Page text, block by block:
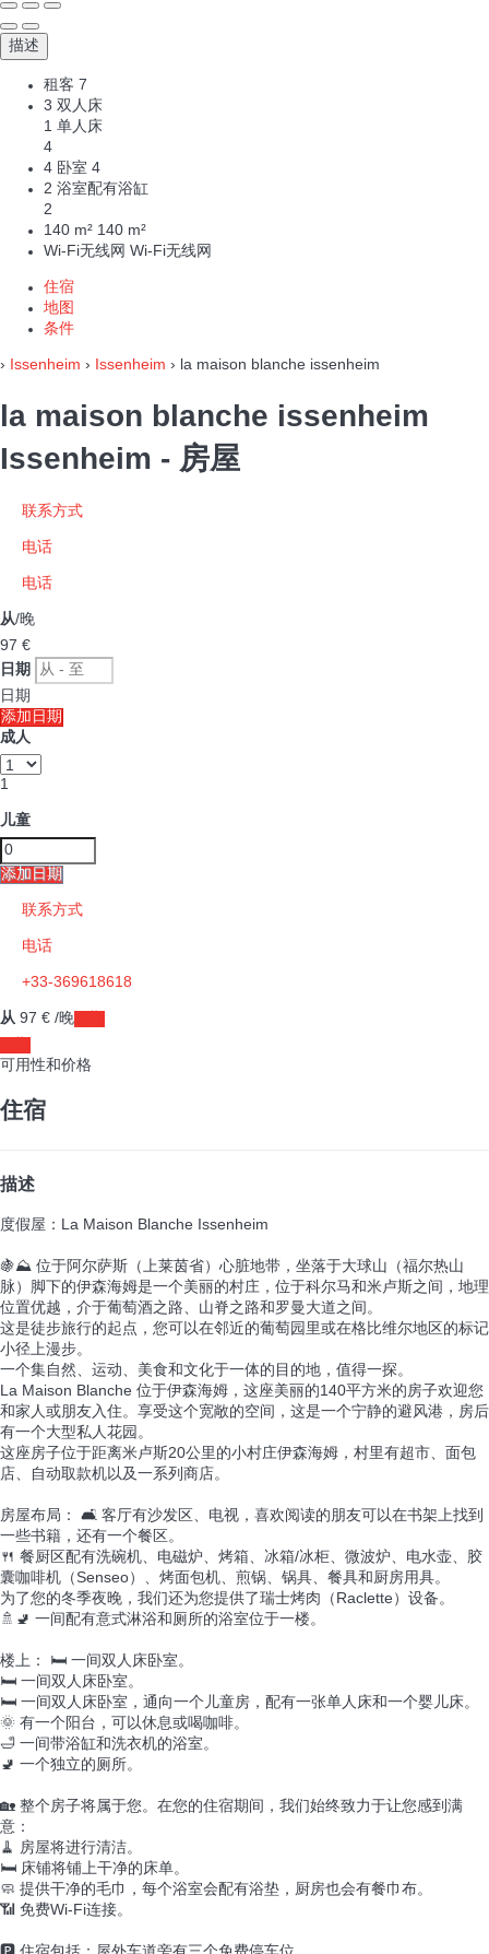
描述
租客 7
3 双人床
1 单人床
4
4 卧室 4
2 浴室配有浴缸
2
140 m² 140 m²
Wi-Fi无线网 Wi-Fi无线网
住宿
地图
条件
› Issenheim › Issenheim › la maison blanche issenheim
la maison blanche issenheim
Issenheim - 房屋
联系方式
电话
电话
从/晚
97 €
日期
日期
添加日期
成人
1
儿童
添加日期
联系方式
电话
+33-369618618
从97 € /晚
可用性和价格
住宿
描述
度假屋：La Maison Blanche Issenheim
🍇⛰️ 位于阿尔萨斯（上莱茵省）心脏地带，坐落于大球山（福尔热山
脉）脚下的伊森海姆是一个美丽的村庄，位于科尔马和米卢斯之间，地理
位置优越，介于葡萄酒之路、山脊之路和罗曼大道之间。
这是徒步旅行的起点，您可以在邻近的葡萄园里或在格比维尔地区的标记
小径上漫步。
一个集自然、运动、美食和文化于一体的目的地，值得一探。
La Maison Blanche 位于伊森海姆，这座美丽的140平方米的房子欢迎您
和家人或朋友入住。享受这个宽敞的空间，这是一个宁静的避风港，房后
有一个大型私人花园。
这座房子位于距离米卢斯20公里的小村庄伊森海姆，村里有超市、面包
店、自动取款机以及一系列商店。
房屋布局： 🛋️ 客厅有沙发区、电视，喜欢阅读的朋友可以在书架上找到
一些书籍，还有一个餐区。
🍴 餐厨区配有洗碗机、电磁炉、烤箱、冰箱/冰柜、微波炉、电水壶、胶
囊咖啡机（Senseo）、烤面包机、煎锅、锅具、餐具和厨房用具。
为了您的冬季夜晚，我们还为您提供了瑞士烤肉（Raclette）设备。
🚿🚽 一间配有意式淋浴和厕所的浴室位于一楼。
楼上： 🛏️ 一间双人床卧室。
🛏️ 一间双人床卧室。
🛏️ 一间双人床卧室，通向一个儿童房，配有一张单人床和一个婴儿床。
🌞 有一个阳台，可以休息或喝咖啡。
🛁 一间带浴缸和洗衣机的浴室。
🚽 一个独立的厕所。
🏡 整个房子将属于您。在您的住宿期间，我们始终致力于让您感到满
意：
🧹 房屋将进行清洁。
🛏️ 床铺将铺上干净的床单。
🧼 提供干净的毛巾，每个浴室会配有浴垫，厨房也会有餐巾布。
📶 免费Wi-Fi连接。